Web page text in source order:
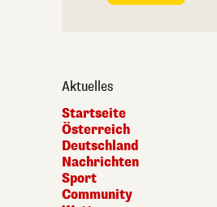
Aktuelles
Startseite
Österreich
Deutschland
Nachrichten
Sport
Community